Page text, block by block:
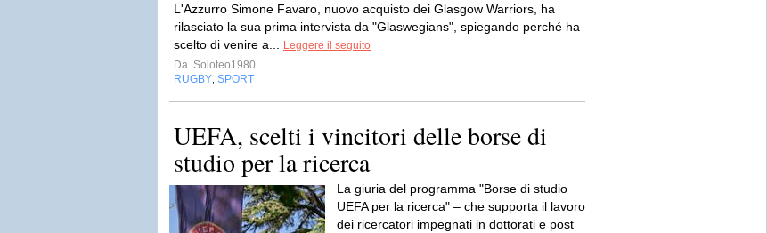
L'Azzurro Simone Favaro, nuovo acquisto dei Glasgow Warriors, ha
rilasciato la sua prima intervista da "Glaswegians", spiegando perché ha
scelto di venire a...
Leggere il seguito
Da Soloteo1980
RUGBY SPORT
UEFA, scelti i vincitori delle borse di
studio per la ricerca
La giuria del programma "Borse di studio
UEFA per la ricerca" – che supporta il lavoro
dei ricercatori impegnati in dottorati e post